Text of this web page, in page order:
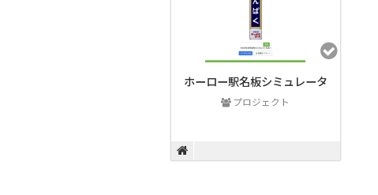
ホーロー駅名板シミュレータ
プロジェクト